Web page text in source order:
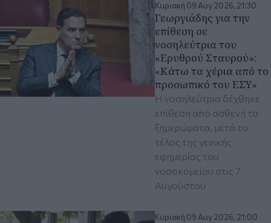
Κυριακή 09 Αυγ 2026, 21:30
Γεωργιάδης για την
επίθεση σε
νοσηλεύτρια του
«Ερυθρού Σταυρού»:
«Κάτω τα χέρια από το
προσωπικό του ΕΣΥ»
Η νοσηλεύτρια δέχθηκε
επίθεση από ασθενή τα
ξημερώματα, μετά το
τέλος της γενικής
εφημερίας του
νοσοκομείου στις 7
Αυγούστου
Κυριακή 09 Αυγ 2026, 21:00